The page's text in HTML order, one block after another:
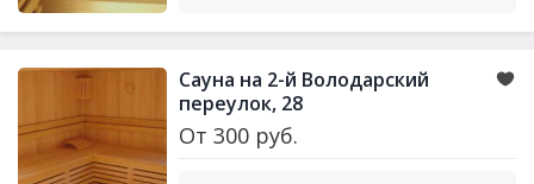
Сауна на 2-й Володарский
переулок, 28
От300 руб.